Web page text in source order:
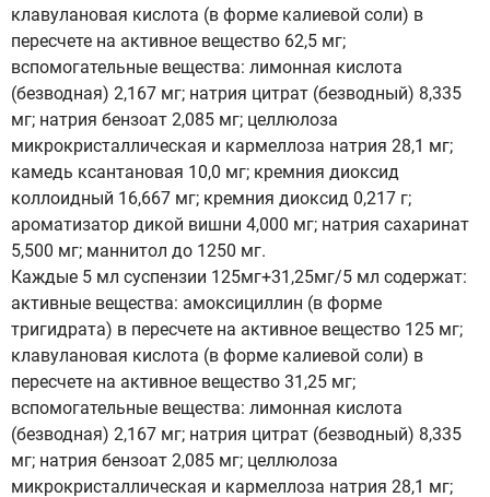
клавулановая кислота (в форме калиевой соли) в
пересчете на активное вещество 62,5 мг;
вспомогательные вещества: лимонная кислота
(безводная) 2,167 мг; натрия цитрат (безводный) 8,335
мг; натрия бензоат 2,085 мг; целлюлоза
микрокристаллическая и кармеллоза натрия 28,1 мг;
камедь ксантановая 10,0 мг; кремния диоксид
коллоидный 16,667 мг; кремния диоксид 0,217 г;
ароматизатор дикой вишни 4,000 мг; натрия сахаринат
5,500 мг; маннитол до 1250 мг.
Каждые 5 мл суспензии 125мг+31,25мг/5 мл содержат:
активные вещества: амоксициллин (в форме
тригидрата) в пересчете на активное вещество 125 мг;
клавулановая кислота (в форме калиевой соли) в
пересчете на активное вещество 31,25 мг;
вспомогательные вещества: лимонная кислота
(безводная) 2,167 мг; натрия цитрат (безводный) 8,335
мг; натрия бензоат 2,085 мг; целлюлоза
микрокристаллическая и кармеллоза натрия 28,1 мг;